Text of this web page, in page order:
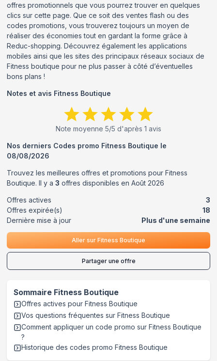
offres promotionnels que vous pourrez trouver en quelques
clics sur cette page. Que ce soit des ventes flash ou des
codes promotions, vous trouverez toujours un moyen de
réaliser des économies tout en gardant la forme grâce à
Reduc-shopping. Découvrez également les applications
mobiles ainsi que les sites des principaux réseaux sociaux de
Fitness boutique pour ne plus passer à côté d’éventuelles
bons plans !
Notes et avis Fitness Boutique
Note moyenne 5/5 d'après 1 avis
Nos derniers Codes promo Fitness Boutique le
08/08/2026
Trouvez les meilleures offres et promotions pour Fitness
Boutique. Il y a 3 offres disponibles en Août 2026
Offres actives
3
Offres expirée(s)
18
Dernière mise à jour
Plus d'une semaine
Aller sur Fitness Boutique
Partager une offre
Sommaire Fitness Boutique
Offres actives pour Fitness Boutique
Vos questions fréquentes sur Fitness Boutique
Comment appliquer un code promo sur Fitness Boutique
?
Historique des codes promo Fitness Boutique